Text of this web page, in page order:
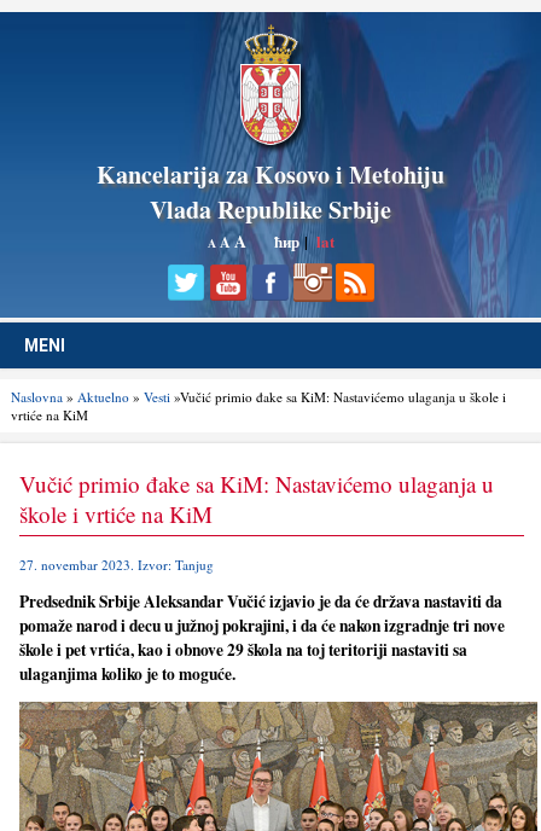
Kancelarija za Kosovo i Metohiju
Vlada Republike Srbije
A AA ћир|lat
MENI
Naslovna» Aktuelno» Vesti»Vučić primio đake sa KiM: Nastavićemo ulaganja u škole i
vrtiće na KiM
Vučić primio đake sa KiM: Nastavićemo ulaganja u
škole i vrtiće na KiM
27. novembar 2023. Izvor: Tanjug
Predsednik Srbije Aleksandar Vučić izjavio je da će država nastaviti da
pomaže narod i decu u južnoj pokrajini, i da će nakon izgradnje tri nove
škole i pet vrtića, kao i obnove 29 škola na toj teritoriji nastaviti sa
ulaganjima koliko je to moguće.